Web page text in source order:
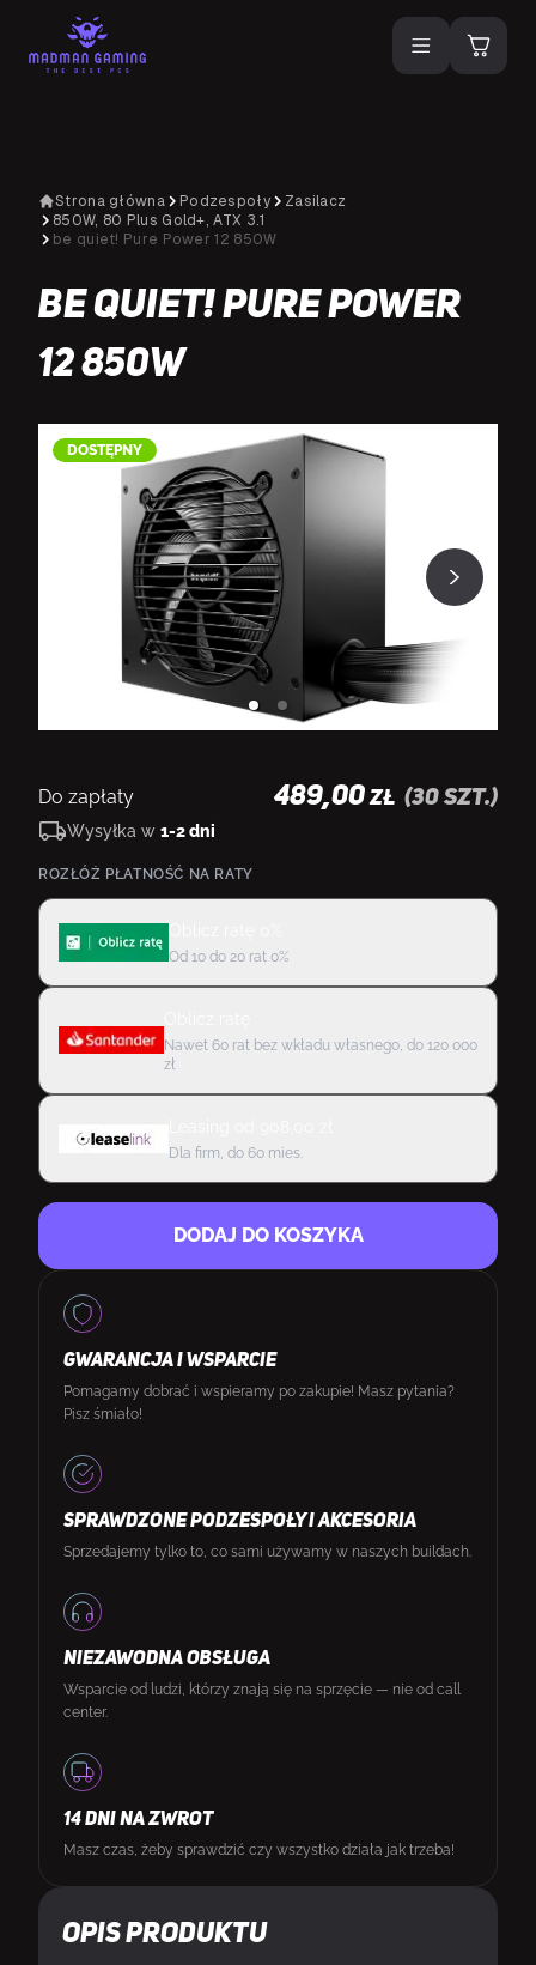
Strona główna Podzespoły
Zasilacz
850W, 80 Plus Gold+, ATX 3.1
be quiet! Pure Power 12 850W
be quiet! Pure Power
12 850W
DOSTĘPNY
Opis produktu
Do zapłaty 489,00 ZŁ (30 szt.)
Wysyłka w 1-2 dni
ROZŁÓŻ PŁATNOŚĆ NA RATY
Od 10 do 20 rat 0%
Nawet 60 rat bez wkładu własnego, do 120 000
zł
Dla firm, do 60 mies.
DODAJ DO KOSZYKA
GWARANCJA I WSPARCIE
Pomagamy dobrać i wspieramy po zakupie! Masz pytania?
Pisz śmiało!
SPRAWDZONE PODZESPOŁY I AKCESORIA
Sprzedajemy tylko to, co sami używamy w naszych buildach.
NIEZAWODNA OBSŁUGA
Wsparcie od ludzi, którzy znają się na sprzęcie — nie od call
center.
14 DNI NA ZWROT
Masz czas, żeby sprawdzić czy wszystko działa jak trzeba!